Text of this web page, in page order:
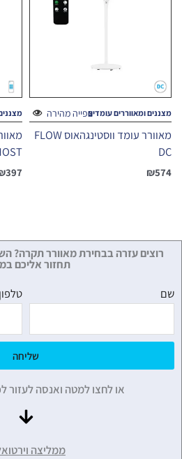
צפייה מהירהמצננים ומאווררים עומדים
מאוורר עומד ווסטינגהאוס FLOW
DC
₪574
397
רוצים עזרה בבחירת מאוורר תקרה?
תחזור אליכם
שם טלפון
שליחה
או לחצו למטה ואנסה לעזור
ממליצה